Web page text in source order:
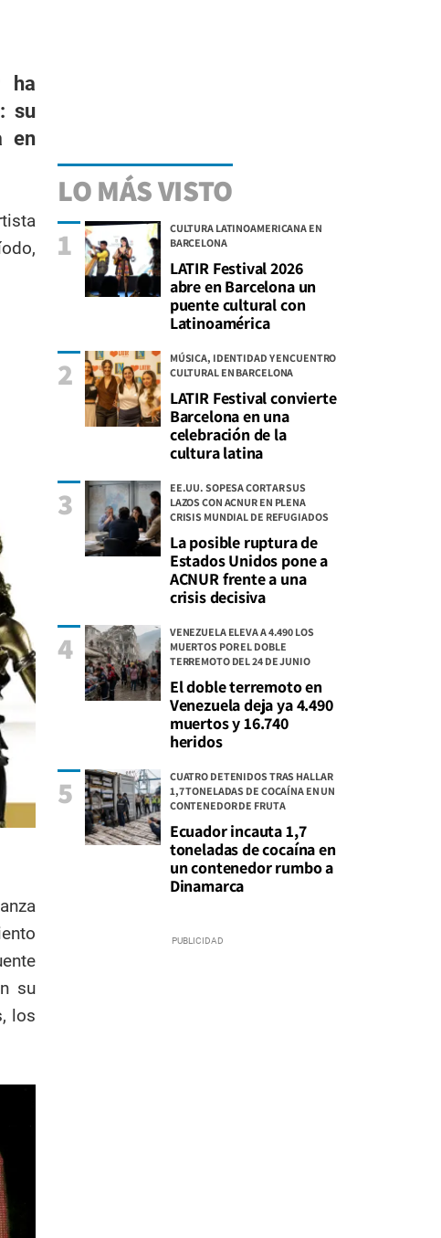
ha
su
en
su
los
LO MÁS VISTO
CULTURA LATINOAMERICANA EN
BARCELONA
LATIR Festival 2026
abre en Barcelona un
puente cultural con
Latinoamérica
1
MÚSICA, IDENTIDAD Y ENCUENTRO
CULTURAL EN BARCELONA
LATIR Festival convierte
Barcelona en una
celebración de la
cultura latina
2
EE.UU. SOPESA CORTAR SUS
LAZOS CON ACNUR EN PLENA
CRISIS MUNDIAL DE REFUGIADOS
La posible ruptura de
Estados Unidos pone a
ACNUR frente a una
crisis decisiva
3
VENEZUELA ELEVA A 4.490 LOS
MUERTOS POR EL DOBLE
TERREMOTO DEL 24 DE JUNIO
El doble terremoto en
Venezuela deja ya 4.490
muertos y 16.740
heridos
4
CUATRO DETENIDOS TRAS HALLAR
1,7 TONELADAS DE COCAÍNA EN UN
CONTENEDOR DE FRUTA
Ecuador incauta 1,7
toneladas de cocaína en
un contenedor rumbo a
Dinamarca
5